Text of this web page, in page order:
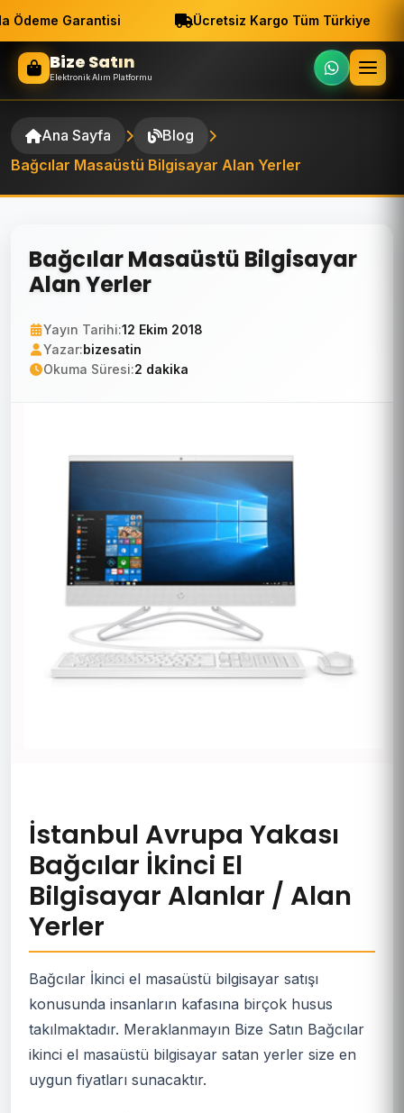
Ödeme Garantisi Ücretsiz Kargo Tüm Türkiye
Bize Satın
Elektronik Alım Platformu
Ana Sayfa
Blog
Bağcılar Masaüstü Bilgisayar Alan Yerler
Bağcılar Masaüstü Bilgisayar
Alan Yerler
Yayın Tarihi:12 Ekim 2018
Yazar:bizesatin
Okuma Süresi:2 dakika
İstanbul Avrupa Yakası
Bağcılar İkinci El
Bilgisayar Alanlar / Alan
Yerler
Bağcılar İkinci el masaüstü bilgisayar satışı
konusunda insanların kafasına birçok husus
takılmaktadır. Meraklanmayın Bize Satın Bağcılar
ikinci el masaüstü bilgisayar satan yerler size en
uygun fiyatları sunacaktır.